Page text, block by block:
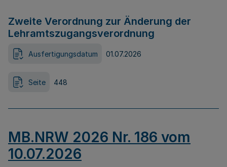
Zweite Verordnung zur Änderung der
Lehramtszugangsverordnung
Ausfertigungsdatum 01.07.2026
Seite 448
MB.NRW 2026 Nr. 186 vom
10.07.2026